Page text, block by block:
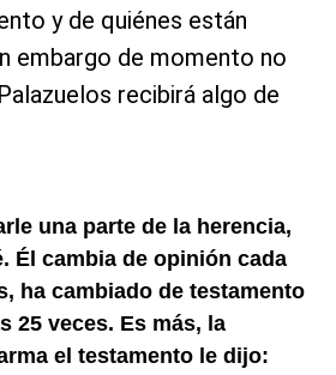
y de quiénes están
embargo de momento no
recibirá algo de
una parte de la herencia,
Él cambia de opinión cada
ha cambiado de testamento
25 veces. Es más, la
el testamento le dijo: